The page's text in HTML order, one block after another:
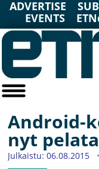
ADVERTISE
EVENTS
Android-
nyt
Julkaistu: 06.08.2015